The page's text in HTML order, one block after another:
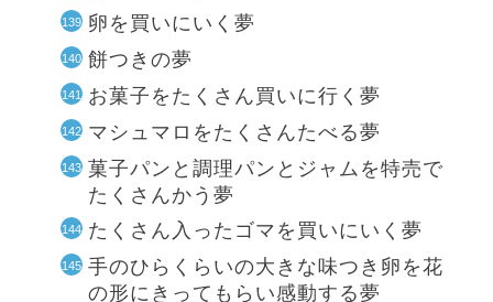
卵を買いにいく夢
餅つきの夢
お菓子をたくさん買いに行く夢
マシュマロをたくさんたべる夢
菓子パンと調理パンとジャムを特売で
たくさんかう夢
たくさん入ったゴマを買いにいく夢
手のひらくらいの大きな味つき卵を花
の形にきってもらい感動する夢